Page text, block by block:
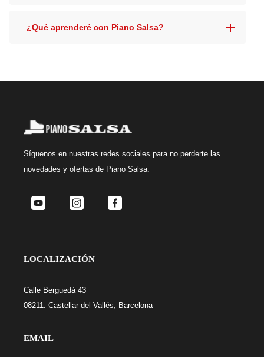
¿Qué aprenderé con Piano Salsa?
Síguenos en nuestras redes sociales para no perderte las
novedades y ofertas de Piano Salsa.
LOCALIZACIÓN
Calle Berguedà 43
08211. Castellar del Vallés, Barcelona
EMAIL